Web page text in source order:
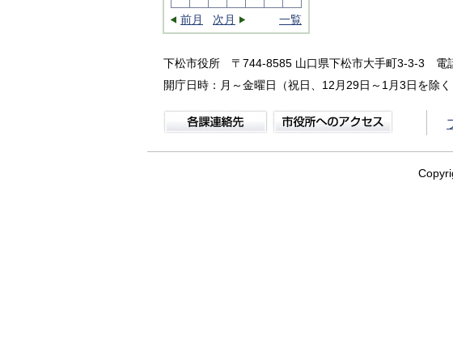
前月 次月 一覧
下松市役所 〒744-8585 山口県下松市大手町3-3-3 電
開庁日時：月～金曜日（祝日、12月29日～1月3日を除